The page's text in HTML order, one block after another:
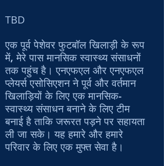
TBD
एक पूर्व पेशेवर फुटबॉल खिलाड़ी के रूप
में, मेरे पास मानसिक स्वास्थ्य संसाधनों
तक पहुंच है। एनएफएल और एनएफएल
प्लेयर्स एसोसिएशन ने पूर्व और वर्तमान
खिलाड़ियों के लिए एक मानसिक-
स्वास्थ्य संसाधन बनाने के लिए टीम
बनाई है ताकि जरूरत पड़ने पर सहायता
ली जा सके। यह हमारे और हमारे
परिवार के लिए एक मुफ्त सेवा है।